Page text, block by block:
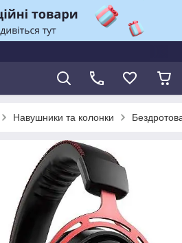
Навушники та колонки